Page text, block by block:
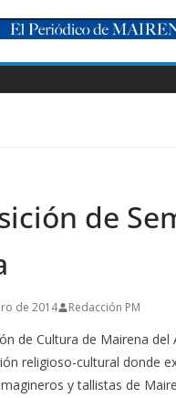
de
de 2014 Redacción PM
de Cultura de Mairena del
religioso-cultural donde
y tallistas de